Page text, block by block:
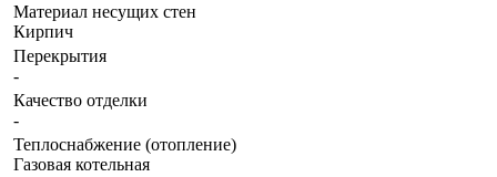
Материал несущих стен
Кирпич
Перекрытия
-
Качество отделки
-
Теплоснабжение (отопление)
Газовая котельная